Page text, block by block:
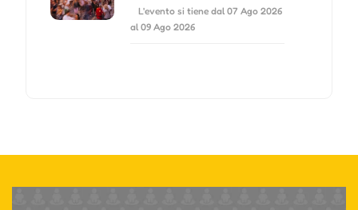
L'evento si tiene dal 07 Ago 2026
al 09 Ago 2026